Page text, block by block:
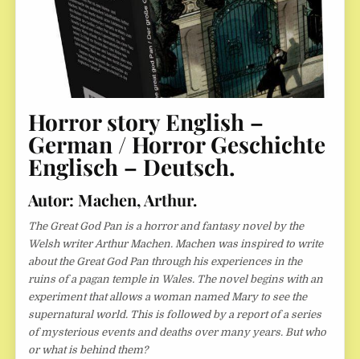
Horror story English –
German / Horror Geschichte
Englisch – Deutsch.
Autor: Machen, Arthur.
The Great God Pan is a horror and fantasy novel by the
Welsh writer Arthur Machen. Machen was inspired to write
about the Great God Pan through his experiences in the
ruins of a pagan temple in Wales. The novel begins with an
experiment that allows a woman named Mary to see the
supernatural world. This is followed by a report of a series
of mysterious events and deaths over many years. But who
or what is behind them?